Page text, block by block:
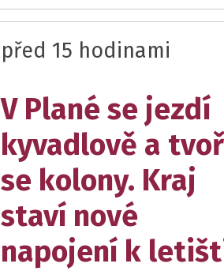
před 15 hodinami
V Plané se jezdí
kyvadlově a
se kolony. Kraj
staví nové
napojení k